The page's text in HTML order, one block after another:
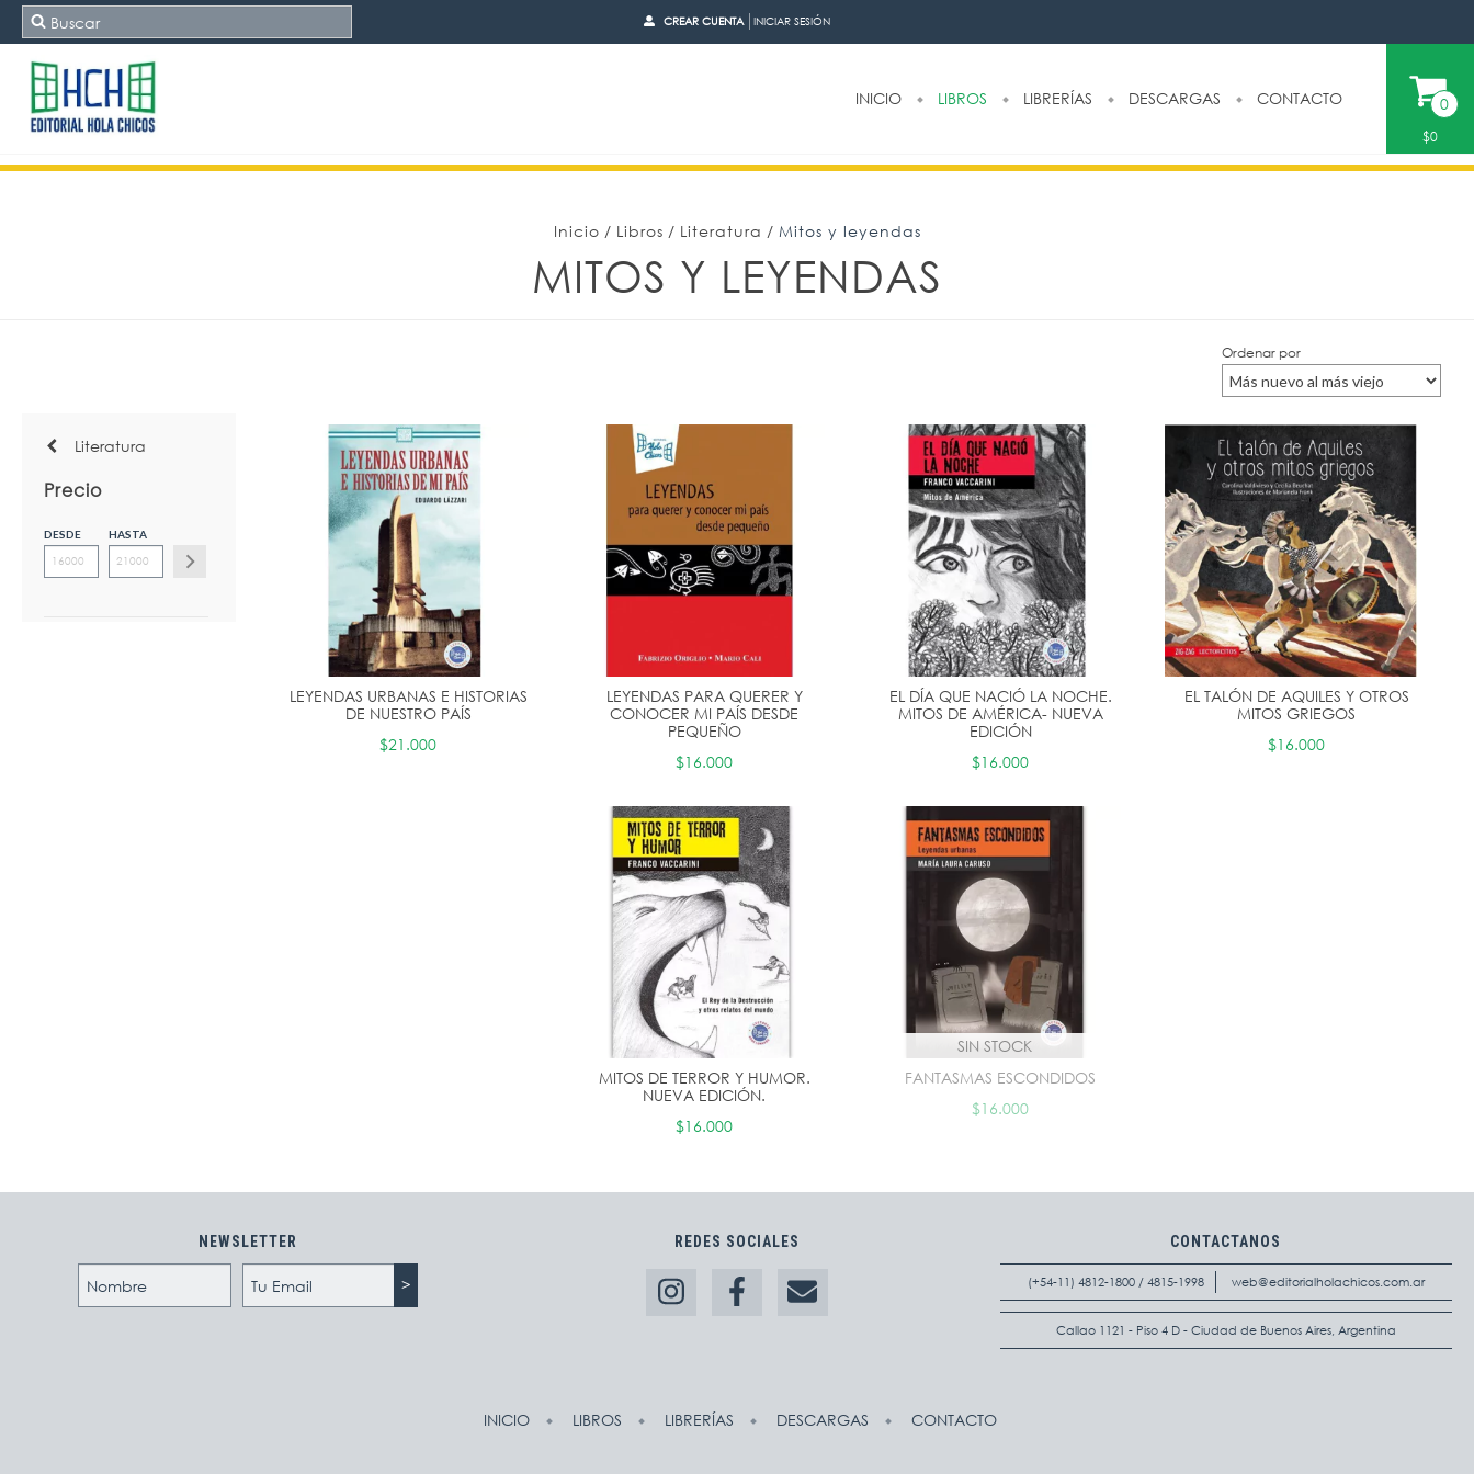
CREAR CUENTA INICIAR SESIÓN
INICIO LIBROS LIBRERÍAS DESCARGAS CONTACTO 0
$0
Inicio / Libros / Literatura / Mitos y leyendas
MITOS Y LEYENDAS
Ordenar por
Literatura
Precio
DESDE HASTA
LEYENDAS URBANAS E HISTORIAS
DE NUESTRO PAÍS
$21.000
LEYENDAS PARA QUERER Y
CONOCER MI PAÍS DESDE
PEQUEÑO
$16.000
EL DÍA QUE NACIÓ LA NOCHE.
MITOS DE AMÉRICA- NUEVA
EDICIÓN
$16.000
EL TALÓN DE AQUILES Y OTROS
MITOS GRIEGOS
$16.000
MITOS DE TERROR Y HUMOR.
NUEVA EDICIÓN.
$16.000
SIN STOCK
FANTASMAS ESCONDIDOS
$16.000
NEWSLETTER REDES SOCIALES CONTACTANOS
(+54-11) 4812-1800 / 4815-1998 web@editorialholachicos.com.ar
Callao 1121 - Piso 4 D - Ciudad de Buenos Aires, Argentina
INICIO LIBROS LIBRERÍAS DESCARGAS CONTACTO